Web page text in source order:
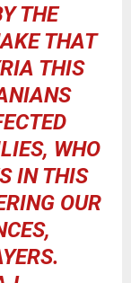
THE
THAT
THIS
WHO
IN THIS
OUR